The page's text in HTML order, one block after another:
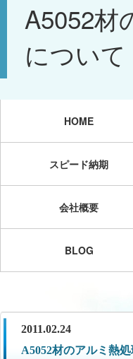
A5052材
について
HOME
スピード納期
会社概要
BLOG
2011.02.24
A5052材のアルミ熱